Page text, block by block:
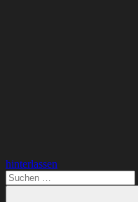
hinterlassen
Suchen
nach: